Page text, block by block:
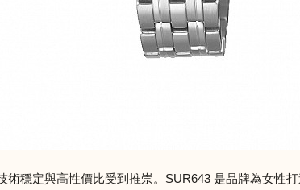
穩定與高性價比受到推崇。SUR643 是品牌為女性